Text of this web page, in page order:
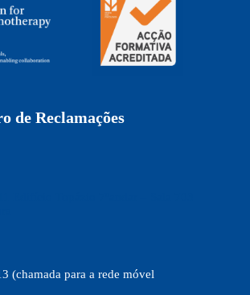
de Reclamações
(chamada para a rede móvel